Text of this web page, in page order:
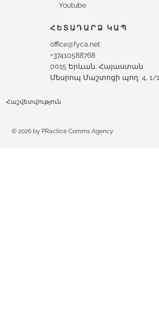
Youtube
ՀԵՏԱԴԱՐՁ ԿԱՊ
office@fyca.net
+37410588768
0015 Երևան, Հայաստան
Մեսրոպ Մաշտոցի պող. 4, 1/1
Հաշվետվություն
© 2026 by PRactice Comms Agency